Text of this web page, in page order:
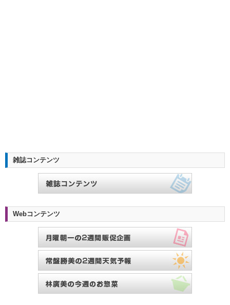
雑誌コンテンツ
Webコンテンツ